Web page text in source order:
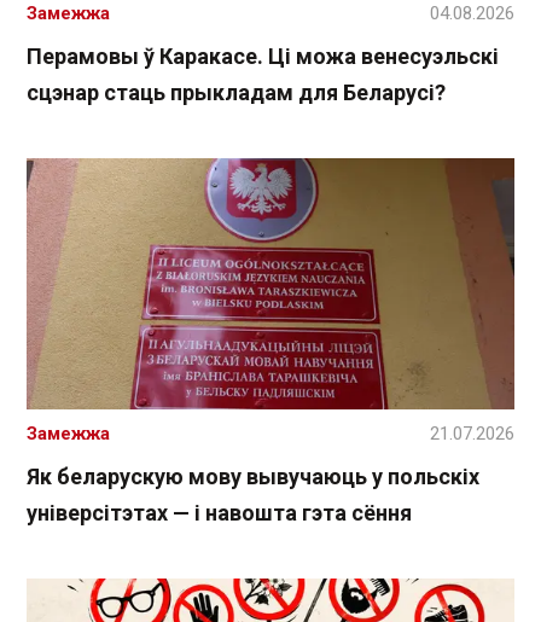
Перамовы ў Каракасе. Ці можа венесуэльскі
сцэнар стаць прыкладам для Беларусі?
Замежжа 04.08.2026
Як беларускую мову вывучаюць у польскіх
універсітэтах — і навошта гэта сёння
Замежжа 21.07.2026